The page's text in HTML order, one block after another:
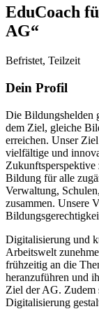
EduCoach
AG“
Befristet, Teilzeit
Dein Profil
Die Bildungshelden
dem Ziel, gleiche
erreichen. Unser
vielfältige und
Zukunftsperspektive
Bildung für alle
Verwaltung,
zusammen. Unsere
Digitalisierung und
Arbeitswelt
frühzeitig an die
heranzuführen und
Ziel der AG. Zudem
Digitalisierung